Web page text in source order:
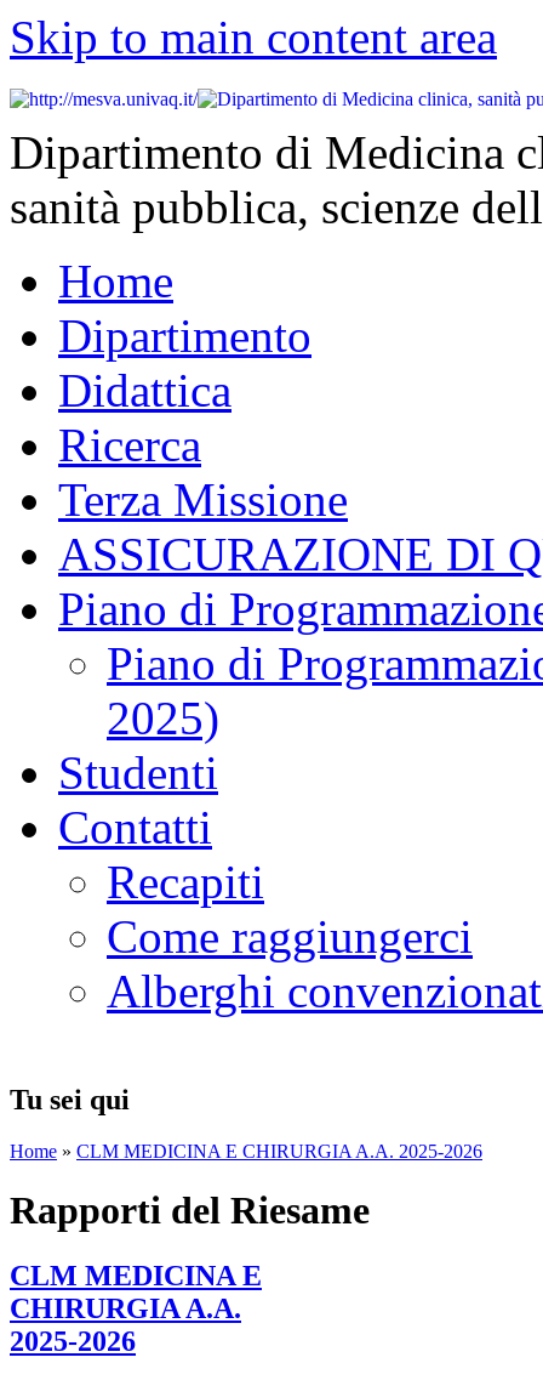
Skip to main content area
Dipartimento di Medicina
sanità pubblica, scienze
Home
Dipartimento
Didattica
Ricerca
Terza Missione
ASSICURAZIONE DI
Piano di
Piano di
2025)
Studenti
Contatti
Recapiti
Come raggiungerci
Alberghi
Tu sei qui
Home » CLM MEDICINA E CHIRURGIA A.A. 2025-2026
Rapporti del Riesame
CLM MEDICINA E
CHIRURGIA A.A.
2025-2026